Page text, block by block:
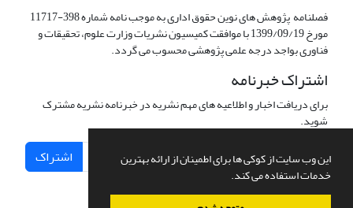
این وب سایت از کوکی ها برای اطمینان از ارائه بهترین
خدمات استفاده می کند.
فصلنامه پژوهش های نوین حقوق اداری به موجب نامه شماره 398-11717
مورخ 1399/09/19 با موافقت کمیسیون نشریات وزارت علوم، تحقیقات و
فناوری بواجد درجه علمی پژوهشی محسوب می گردد.
اشتراک خبرنامه
برای دریافت اخبار و اطلاعیه های مهم نشریه در خبرنامه نشریه مشترک
شوید.
اشتراک